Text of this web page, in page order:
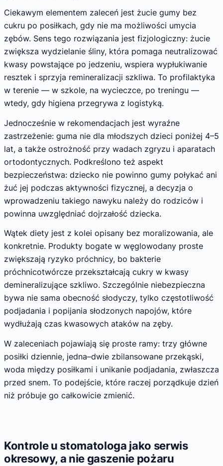
Ciekawym elementem zaleceń jest żucie gumy bez
cukru po posiłkach, gdy nie ma możliwości umycia
zębów. Sens tego rozwiązania jest fizjologiczny: żucie
zwiększa wydzielanie śliny, która pomaga neutralizować
kwasy powstające po jedzeniu, wspiera wypłukiwanie
resztek i sprzyja remineralizacji szkliwa. To profilaktyka
w terenie — w szkole, na wycieczce, po treningu —
wtedy, gdy higiena przegrywa z logistyką.
Jednocześnie w rekomendacjach jest wyraźne
zastrzeżenie: guma nie dla młodszych dzieci poniżej 4–5
lat, a także ostrożność przy wadach zgryzu i aparatach
ortodontycznych. Podkreślono też aspekt
bezpieczeństwa: dziecko nie powinno gumy połykać ani
żuć jej podczas aktywności fizycznej, a decyzja o
wprowadzeniu takiego nawyku należy do rodziców i
powinna uwzględniać dojrzałość dziecka.
Wątek diety jest z kolei opisany bez moralizowania, ale
konkretnie. Produkty bogate w węglowodany proste
zwiększają ryzyko próchnicy, bo bakterie
próchnicotwórcze przekształcają cukry w kwasy
demineralizujące szkliwo. Szczególnie niebezpieczna
bywa nie sama obecność słodyczy, tylko częstotliwość
podjadania i popijania słodzonych napojów, które
wydłużają czas kwasowych ataków na zęby.
W zaleceniach pojawiają się proste ramy: trzy główne
posiłki dziennie, jedna–dwie zbilansowane przekąski,
woda między posiłkami i unikanie podjadania, zwłaszcza
przed snem. To podejście, które raczej porządkuje dzień
niż próbuje go całkowicie zmienić.
Kontrole u stomatologa jako serwis
okresowy, a nie gaszenie pożaru